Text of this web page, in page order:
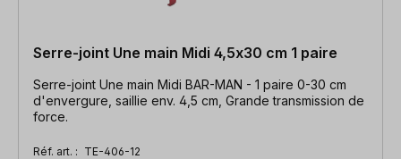
Serre-joint Une main Midi 4,5x30 cm 1 paire
Serre-joint Une main Midi BAR-MAN - 1 paire 0-30 cm
d'envergure, saillie env. 4,5 cm, Grande transmission de
force.
Réf. art. : TE-406-12